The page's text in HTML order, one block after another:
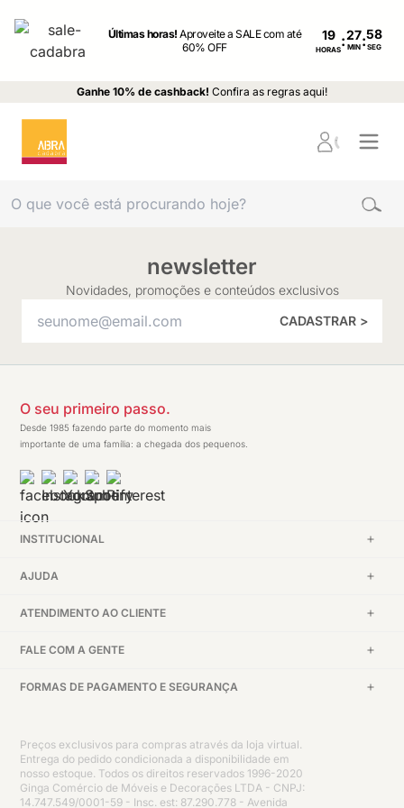
Últimas horas!Aproveite a SALE com até
60% OFF
19
HORAS: MIN : SEG
Ganhe 10% de cashback! Confira as regras aqui!
newsletter
Novidades, promoções e conteúdos exclusivos
CADASTRAR >
O seu primeiro passo.
Desde 1985 fazendo parte do momento mais
importante de uma família: a chegada dos pequenos.
INSTITUCIONAL
AJUDA
ATENDIMENTO AO CLIENTE
FALE COM A GENTE
FORMAS DE PAGAMENTO E SEGURANÇA
Preços exclusivos para compras através da loja virtual.
Entrega do pedido condicionada a disponibilidade em
nosso estoque. Todos os direitos reservados 1996-2020
Ginga Comércio de Móveis e Decorações LTDA - CNPJ:
14.747.549/0001-59 - Insc. est: 87.290.778 - Avenida